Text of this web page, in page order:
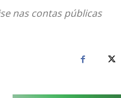
nas contas públicas